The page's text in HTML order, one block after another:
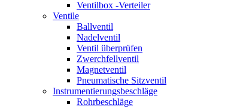
Ventilbox -Verteiler
Ventile
Ballventil
Nadelventil
Ventil überprüfen
Zwerchfellventil
Magnetventil
Pneumatische Sitzventil
Instrumentierungsbeschläge
Rohrbeschläge